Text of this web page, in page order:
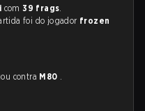
com39 frags.
foi do jogador frozen
contra M80 .